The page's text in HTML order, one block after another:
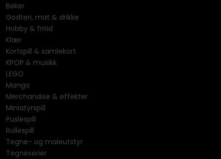
Bøker
Godteri, mat & drikke
Hobby & fritid
Klær
Kortspill & samlekort
KPOP & musikk
LEGO
Manga
Merchandise & effekter
Miniatyrspill
Puslespill
Rollespill
Tegne- og maleutstyr
Tegneserier